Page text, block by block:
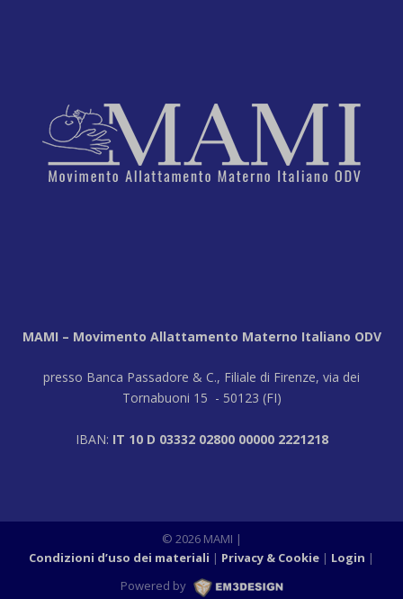
MAMI – Movimento Allattamento Materno Italiano ODV
presso Banca Passadore & C., Filiale di Firenze, via dei
Tornabuoni 15 - 50123 (FI)
IBAN: IT 10 D 03332 02800 00000 2221218
© 2026 MAMI |
Condizioni d’uso dei materiali
Privacy & Cookie Login |
Powered by